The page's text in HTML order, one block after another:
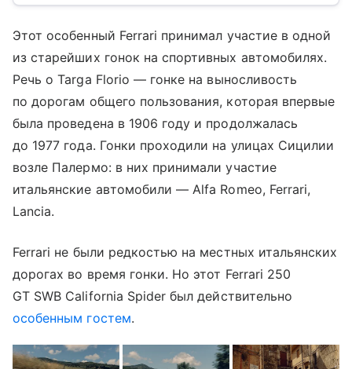
Этот особенный Ferrari принимал участие в одной
из старейших гонок на спортивных автомобилях.
Речь о Targa Florio — гонке на выносливость
по дорогам общего пользования, которая впервые
была проведена в 1906 году и продолжалась
до 1977 года. Гонки проходили на улицах Сицилии
возле Палермо: в них принимали участие
итальянские автомобили — Alfa Romeo, Ferrari,
Lancia.
Ferrari не были редкостью на местных итальянских
дорогах во время гонки. Но этот Ferrari 250
GT SWB California Spider был действительно
особенным гостем.